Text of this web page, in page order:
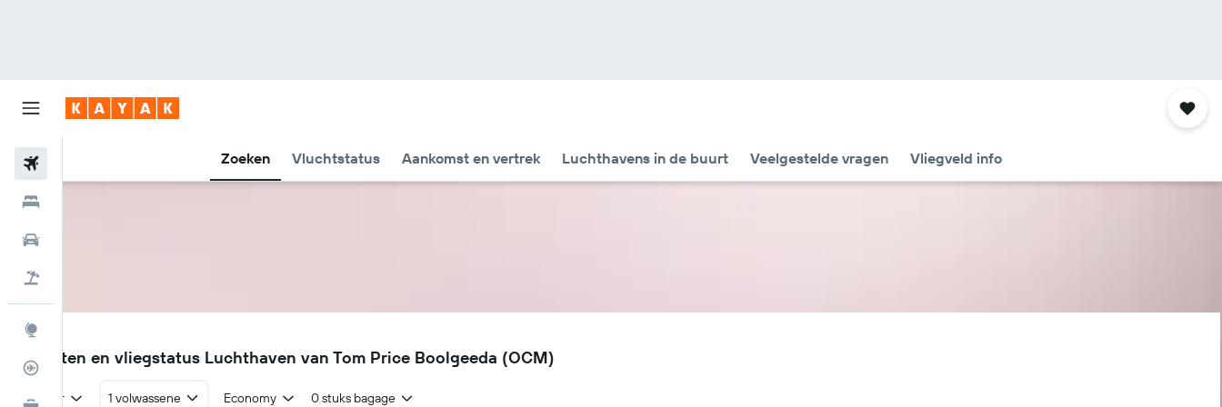
Zoeken Vluchtstatus Aankomst en vertrek Luchthavens in de buurt Veelgestelde vragen Vliegveld info
Vluchtstatus info
OCM
Vluchten en vliegstatus Luchthaven van Tom Price Boolgeeda (OCM)
Retour 1 volwassene Economy 0 stuks bagage